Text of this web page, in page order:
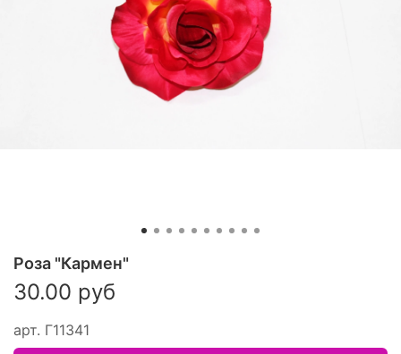
арт. Г11341
Роза "Кармен"
30.00 руб